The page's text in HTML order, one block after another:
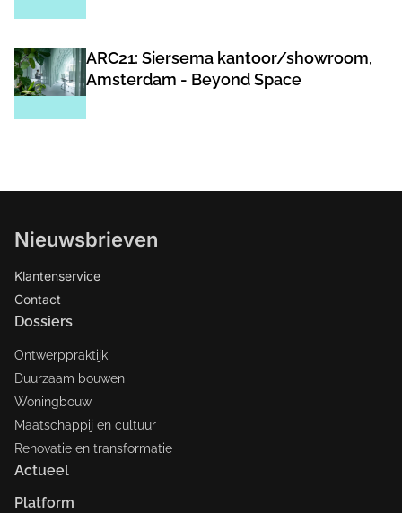
ARC21: Siersema kantoor/showroom,
Amsterdam - Beyond Space
Nieuwsbrieven
Klantenservice
Contact
Dossiers
Ontwerppraktijk
Duurzaam bouwen
Woningbouw
Maatschappij en cultuur
Renovatie en transformatie
Actueel
Platform